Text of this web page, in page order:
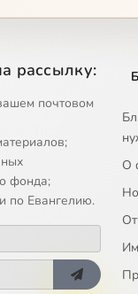
рассылку:
почтовом
фонда;
по Евангелию.
О